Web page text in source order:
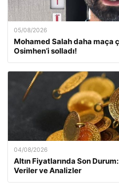
05/08/2026
Mohamed Salah daha maça
Osimhen’i solladı!
04/08/2026
Altın Fiyatlarında Son
Veriler ve Analizler